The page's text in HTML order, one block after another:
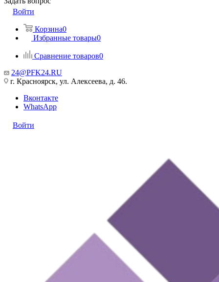
Войти
Корзина0
Избранные товары0
Сравнение товаров0
24@PFK24.RU
г. Красноярск, ул. Алексеева, д. 46.
Вконтакте
WhatsApp
Войти